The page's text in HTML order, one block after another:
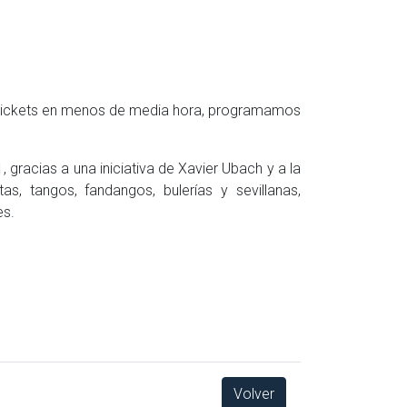
en menos de media hora, programamos
gracias a una iniciativa de Xavier Ubach y a la
tangos, fandangos, bulerías y sevillanas,
Volver